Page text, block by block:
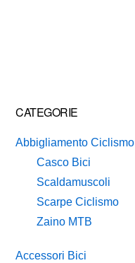
Primary
Sidebar
CATEGORIE
Abbigliamento Ciclismo
Casco Bici
Scaldamuscoli
Scarpe Ciclismo
Zaino MTB
Accessori Bici